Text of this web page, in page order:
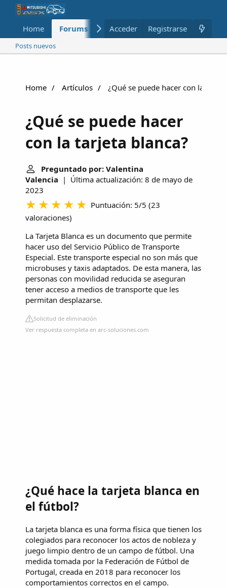
Home Forums Nuevo Miembros
Acceder Registrarse
Posts nuevos
Home Artículos ¿Qué se puede hacer con la
¿Qué se puede hacer
con la tarjeta blanca?
Preguntado por: Valentina
Valencia | Última actualización: 8 de mayo de
2023
Puntuación: 5/5 (23
valoraciones)
La Tarjeta Blanca es un documento que permite
hacer uso del Servicio Público de Transporte
Especial. Este transporte especial no son más que
microbuses y taxis adaptados. De esta manera, las
personas con movilidad reducida se aseguran
tener acceso a medios de transporte que les
permitan desplazarse.
Solicitud de eliminación
Ver respuesta completa en arc-soluciones.com
¿Qué hace la tarjeta blanca en
el fútbol?
La tarjeta blanca es una forma física que tienen los
colegiados para reconocer los actos de nobleza y
juego limpio dentro de un campo de fútbol. Una
medida tomada por la Federación de Fútbol de
Portugal, creada en 2018 para reconocer los
comportamientos correctos en el campo.